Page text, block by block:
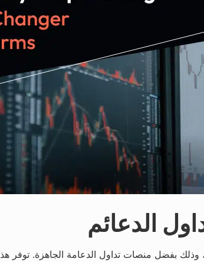
الدعائم
بفضل منصات تداول الدعامة الجاهزة. توفر